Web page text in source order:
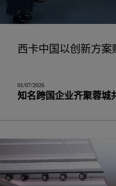
西卡中国以创新方
01/07/2026
知名跨国企业齐聚蓉城